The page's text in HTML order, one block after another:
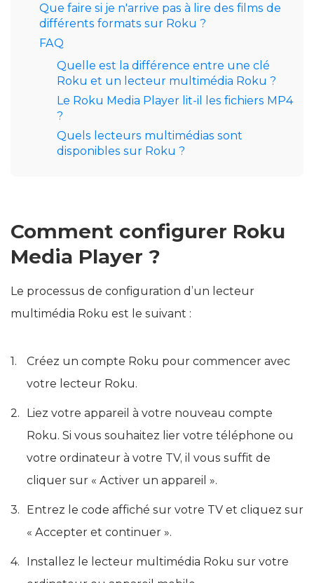
Que faire si je n'arrive pas à lire des films de
différents formats sur Roku ?
FAQ
Quelle est la différence entre une clé
Roku et un lecteur multimédia Roku ?
Le Roku Media Player lit-il les fichiers MP4
?
Quels lecteurs multimédias sont
disponibles sur Roku ?
Comment configurer Roku
Media Player ?
Le processus de configuration d’un lecteur
multimédia Roku est le suivant :
Créez un compte Roku pour commencer avec
votre lecteur Roku.
Liez votre appareil à votre nouveau compte
Roku. Si vous souhaitez lier votre téléphone ou
votre ordinateur à votre TV, il vous suffit de
cliquer sur « Activer un appareil ».
Entrez le code affiché sur votre TV et cliquez sur
« Accepter et continuer ».
Installez le lecteur multimédia Roku sur votre